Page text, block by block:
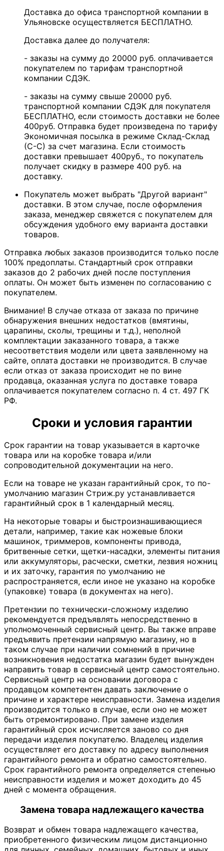
Доставка до офиса транспортной компании в
Ульяновске осуществляется БЕСПЛАТНО.
Доставка далее до получателя:
- заказы на сумму до 20000 руб. оплачивается
покупателем по тарифам транспортной
компании СДЭК.
- заказы на сумму свыше 20000 руб.
транспортной компании СДЭК для покупателя
БЕСПЛАТНО, если стоимость доставки не более
400руб. Отправка будет произведена по тарифу
Экономичная посылка в режиме Склад-Склад
(С-С) за счет магазина. Если стоимость
доставки превышает 400руб., то покупатель
получает скидку в размере 400 руб. на
доставку.
Покупатель может выбрать "Другой вариант"
доставки. В этом случае, после оформления
заказа, менеджер свяжется с покупателем для
обсуждения удобного ему варианта доставки
товаров.
Отправка любых заказов производится только после
100% предоплаты. Стандартный срок отправки
заказов до 2 рабочих дней после поступления
оплаты. Он может быть изменен по согласованию с
покупателем.
Внимание! В случае отказа от заказа по причине
обнаружения внешних недостатков (вмятины,
царапины, сколы, трещины и т.д.), неполной
комплектации заказанного товара, а также
несоответствия модели или цвета заявленному на
сайте, оплата доставки не производится. В случае
если отказ от заказа происходит не по вине
продавца, оказанная услуга по доставке товара
оплачивается покупателем согласно п. 4 ст. 497 ГК
РФ.
Сроки и условия гарантии
Срок гарантии на товар указывается в карточке
товара или на коробке товара и/или
сопроводительной документации на него.
Если на товаре не указан гарантийный срок, то по-
умолчанию магазин Стриж.ру устанавливается
гарантийный срок в 1 календарный месяц.
На некоторые товары и быстроизнашивающиеся
детали, например, такие как ножевые блоки
машинок, триммеров, компоненты привода,
бритвенные сетки, щетки-насадки, элементы питания
или аккумуляторы, расчески, сметки, лезвия ножниц
и их заточку, гарантия по умолчанию не
распространяется, если иное не указано на коробке
(упаковке) товара (в документах на него).
Претензии по технически-сложному изделию
рекомендуется предъявлять непосредственно в
уполномоченный сервисный центр. Вы также вправе
предъявить претензии напрямую магазину, но в
таком случае при наличии сомнений в причине
возникновения недостатка магазин будет вынужден
направить товар в сервисный центр самостоятельно.
Сервисный центр на основании договора с
продавцом компетентен давать заключение о
причине и характере неисправности. Замена изделия
производится только в случае, если оно не может
быть отремонтировано. При замене изделия
гарантийный срок исчисляется заново со дня
передачи изделия покупателю. Владелец изделия
осуществляет его доставку по адресу выполнения
гарантийного ремонта и обратно самостоятельно.
Срок гарантийного ремонта определяется степенью
неисправности изделия и может доходить до 45
дней с момента обращения.
Замена товара надлежащего качества
Возврат и обмен товара надлежащего качества,
приобретенного физическим лицом дистанционно